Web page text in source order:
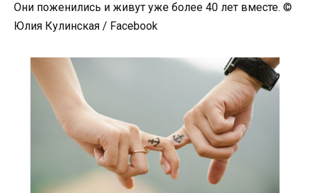
Они поженились и живут уже более 40 лет вместе. ©
Юлия Кулинская / Facebook